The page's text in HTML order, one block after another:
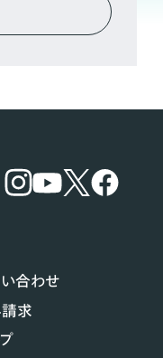
合わせ
求